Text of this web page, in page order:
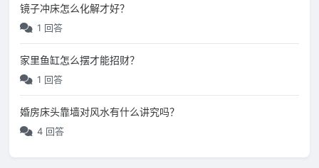
镜子冲床怎么化解才好？
1 回答
家里鱼缸怎么摆才能招财？
1 回答
婚房床头靠墙对风水有什么讲究吗？
4 回答